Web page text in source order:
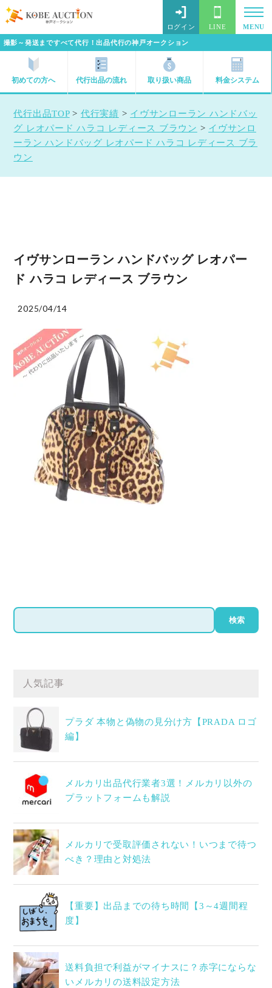
撮影～発送まですべて代行！出品代行の神戸オークション
ログイン LINE MENU
初めての方へ 代行出品の流れ 取り扱い商品 料金システム
代行出品TOP> 代行実績 > イヴサンローラン ハンドバッ
グ レオパード ハラコ レディース ブラウン > イヴサンロ
ーラン ハンドバッグ レオパード ハラコ レディース ブラ
ウン
イヴサンローラン ハンドバッグ レオパー
ド ハラコ レディース ブラウン
2025/04/14
検
索
検索
人気記事
プラダ 本物と偽物の見分け方【PRADA ロゴ
編】
メルカリ出品代行業者3選！メルカリ以外の
プラットフォームも解説
メルカリで受取評価されない！いつまで待つ
べき？理由と対処法
【重要】出品までの待ち時間【3～4週間程
度】
送料負担で利益がマイナスに？赤字にならな
いメルカリの送料設定方法